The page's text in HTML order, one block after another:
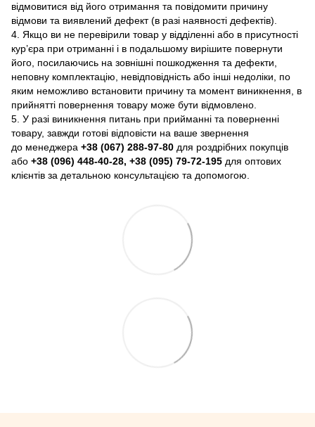
відмовитися від його отримання та повідомити причину
відмови та виявлений дефект (в разі наявності дефектів).
4. Якщо ви не перевірили товар у відділенні або в присутності
кур’єра при отриманні і в подальшому вирішите повернути
його, посилаючись на зовнішні пошкодження та дефекти,
неповну комплектацію, невідповідність або інші недоліки, по
яким неможливо встановити причину та момент виникнення, в
прийнятті повернення товару може бути відмовлено.
5. У разі виникнення питань при прийманні та поверненні
товару, завжди готові відповісти на ваше звернення
до менеджера +38 (067) 288-97-80 для роздрібних покупців
або +38 (096) 448-40-28, +38 (095) 79-72-195 для оптових
клієнтів за детальною консультацією та допомогою.